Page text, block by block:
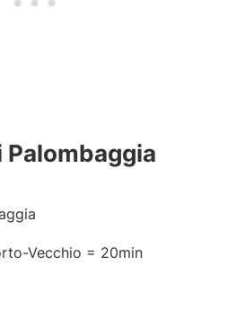
Palombaggia
Vecchio = 20min